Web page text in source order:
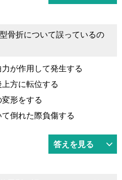
骨折について誤っているの
力が作用して発生する
方に転位する
形をする
倒れた際負傷する
答えを見る